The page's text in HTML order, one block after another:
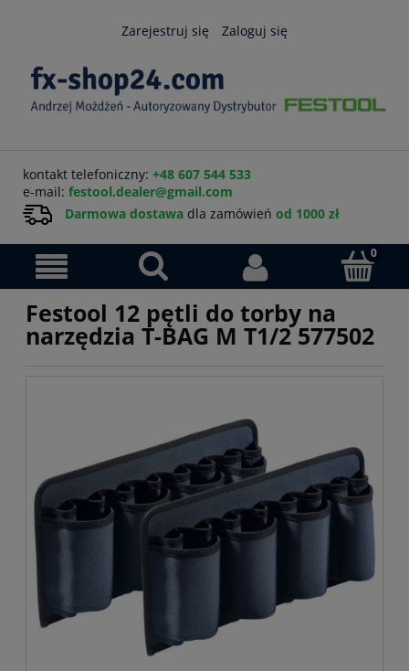
Zarejestruj się Zaloguj się
kontakt telefoniczny: +48 607 544 533
e-mail: festool.dealer@gmail.com
Darmowa dostawa dla zamówień od 1000 zł
Festool 12 pętli do torby na
narzędzia T-BAG M T1/2 577502